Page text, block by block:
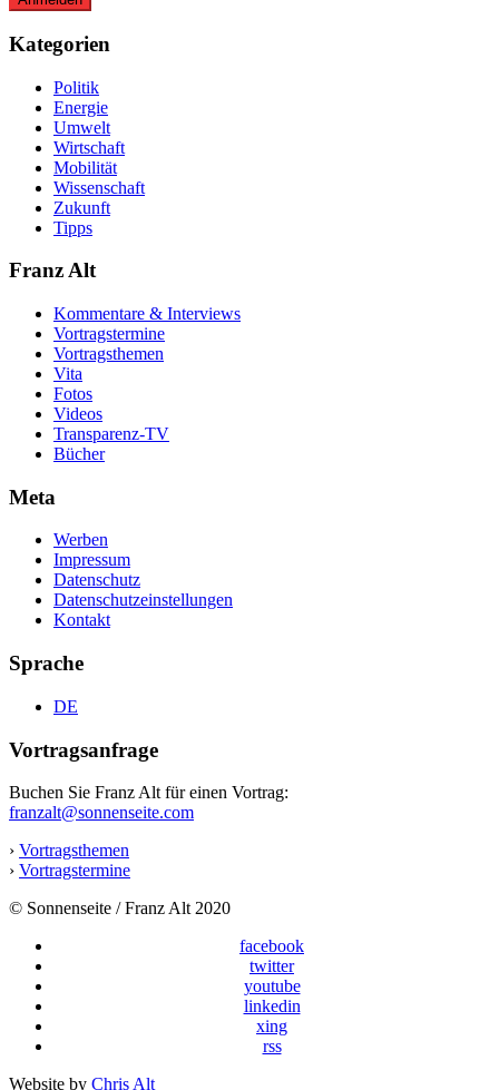
Kategorien
Politik
Energie
Umwelt
Wirtschaft
Mobilität
Wissenschaft
Zukunft
Tipps
Franz Alt
Kommentare & Interviews
Vortragstermine
Vortragsthemen
Vita
Fotos
Videos
Transparenz-TV
Bücher
Meta
Werben
Impressum
Datenschutz
Datenschutzeinstellungen
Kontakt
Sprache
DE
Vortragsanfrage
Buchen Sie Franz Alt für einen Vortrag:
franzalt@sonnenseite.com
› Vortragsthemen
› Vortragstermine
© Sonnenseite / Franz Alt 2020
facebook
twitter
youtube
linkedin
xing
rss
Website by Chris Alt